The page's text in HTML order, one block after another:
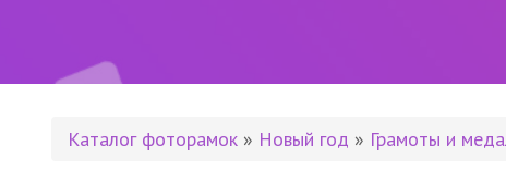
Каталог фоторамок » Новый год » Грамоты и